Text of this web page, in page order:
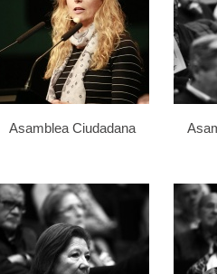
Asamblea Ciudadana